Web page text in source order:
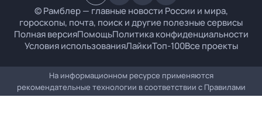
© Рамблер — главные новости России и мира,
гороскопы, почта, поиск и другие полезные сервисы
Полная версияПомощьПолитика конфиденциальности
Условия использованияЛайкиТоп-100Все проекты
На информационном ресурсе применяются
рекомендательные технологии в соответствии с Правилами